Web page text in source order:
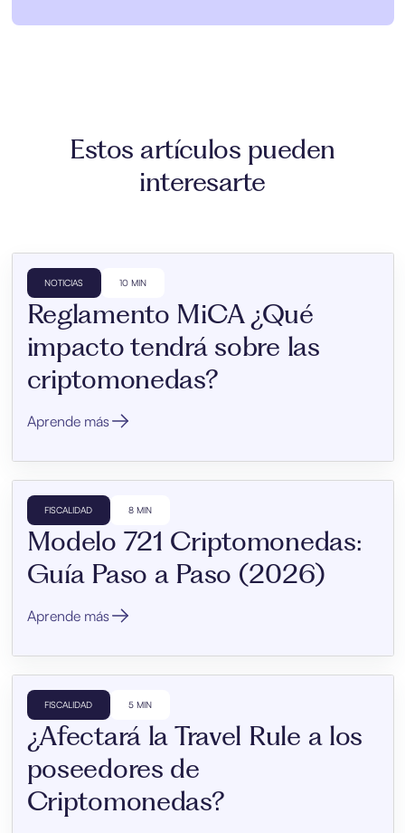
Estos artículos pueden
interesarte
NOTICIAS 10 MIN
Reglamento MiCA ¿Qué
impacto tendrá sobre las
criptomonedas?
Aprende más
FISCALIDAD 8 MIN
Modelo 721 Criptomonedas:
Guía Paso a Paso (2026)
Aprende más
FISCALIDAD 5 MIN
¿Afectará la Travel Rule a los
poseedores de
Criptomonedas?